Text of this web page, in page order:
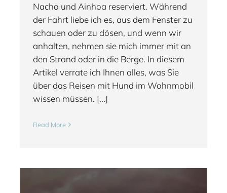
Nacho und Ainhoa reserviert. Während
der Fahrt liebe ich es, aus dem Fenster zu
schauen oder zu dösen, und wenn wir
anhalten, nehmen sie mich immer mit an
den Strand oder in die Berge. In diesem
Artikel verrate ich Ihnen alles, was Sie
über das Reisen mit Hund im Wohnmobil
wissen müssen. [...]
Read More